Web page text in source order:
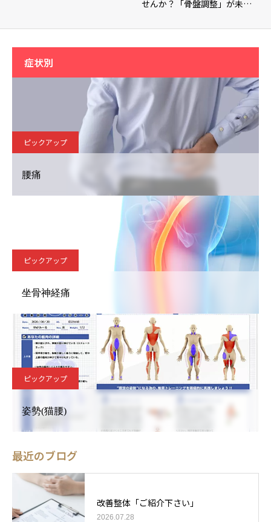
せんか？「骨盤調整」が未…
症状別
ピックアップ
腰痛
ピックアップ
坐骨神経痛
ピックアップ
姿勢(猫腰)
最近のブログ
改善整体「ご紹介下さい」
2026.07.28